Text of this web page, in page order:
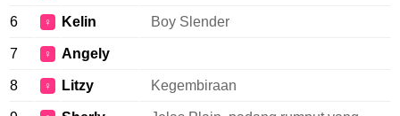
6 ♀ Kelin Boy Slender
7 ♀ Angely
8 ♀ Litzy Kegembiraan